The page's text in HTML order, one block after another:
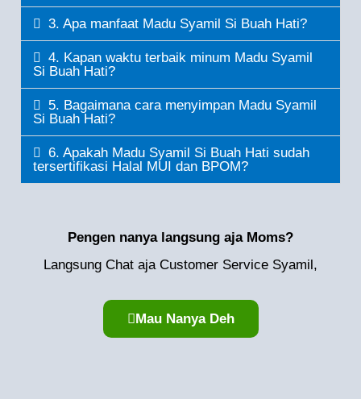
3. Apa manfaat Madu Syamil Si Buah Hati?
4. Kapan waktu terbaik minum Madu Syamil
Si Buah Hati?
5. Bagaimana cara menyimpan Madu Syamil
Si Buah Hati?
6. Apakah Madu Syamil Si Buah Hati sudah
tersertifikasi Halal MUI dan BPOM?
Pengen nanya langsung aja Moms?
Langsung Chat aja Customer Service Syamil,
Mau Nanya Deh